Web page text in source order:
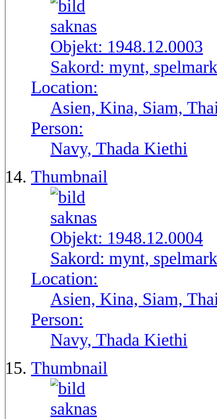
Objekt: 1948.12.0003
Sakord: mynt, spelmark
Location:
Asien, Kina, Siam,
Person:
Navy, Thada Kiethi
Thumbnail
Objekt: 1948.12.0004
Sakord: mynt, spelmark
Location:
Asien, Kina, Siam,
Person:
Navy, Thada Kiethi
Thumbnail